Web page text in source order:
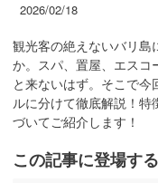
2026/02/18
観光客の絶えないバリ島
か。スパ、置屋、エス
と来ないはず。そこで
ルに分けて徹底解説！
づいてご紹介します！
この記事に登場す